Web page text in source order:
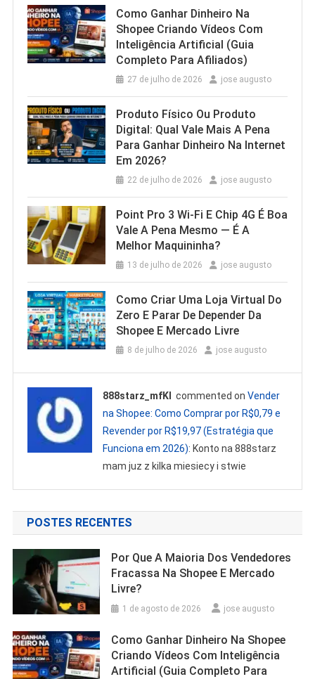
Como Ganhar Dinheiro Na
Shopee Criando Vídeos Com
Inteligência Artificial (Guia
Completo Para Afiliados)
27 de julho de 2026 jose augusto
Produto Físico Ou Produto
Digital: Qual Vale Mais A Pena
Para Ganhar Dinheiro Na Internet
Em 2026?
22 de julho de 2026 jose augusto
Point Pro 3 Wi‑Fi E Chip 4G É Boa
Vale A Pena Mesmo — É A
Melhor Maquininha?
13 de julho de 2026 jose augusto
Como Criar Uma Loja Virtual Do
Zero E Parar De Depender Da
Shopee E Mercado Livre
8 de julho de 2026 jose augusto
888starz_mfKl commented onVender
na Shopee: Como Comprar por R$0,79 e
Revender por R$19,97 (Estratégia que
Funciona em 2026): Konto na 888starz
mam juz z kilka miesiecy i stwie
POSTES RECENTES
Por Que A Maioria Dos Vendedores
Fracassa Na Shopee E Mercado
Livre?
1 de agosto de 2026 jose augusto
Como Ganhar Dinheiro Na Shopee
Criando Vídeos Com Inteligência
Artificial (Guia Completo Para